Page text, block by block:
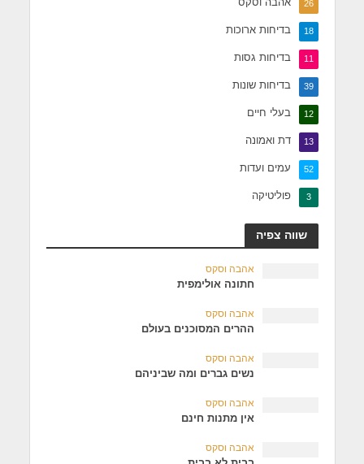
26
בדיחות ארוכות 18
בדיחות גסות 11
בדיחות שונות 39
בעלי חיים 12
דת ואמונה 13
עמים ועדות 52
פוליטיקה 3
שווה צפיה
אהבה וסקס
חתונה אולימפית
אהבה וסקס
ההרים המסוכנים בעולם
אהבה וסקס
נשים גברים ומה שביניהם
אהבה וסקס
אין מתנות חינם
אהבה וסקס